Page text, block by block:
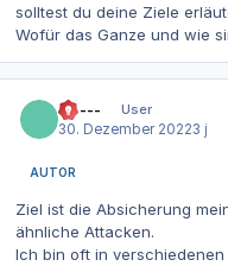
solltest du deine Ziele
Wofür das Ganze und wie
------
User
30. Dezember 20223 j
AUTOR
Ziel ist die Absicherung
ähnliche Attacken.
Ich bin oft in